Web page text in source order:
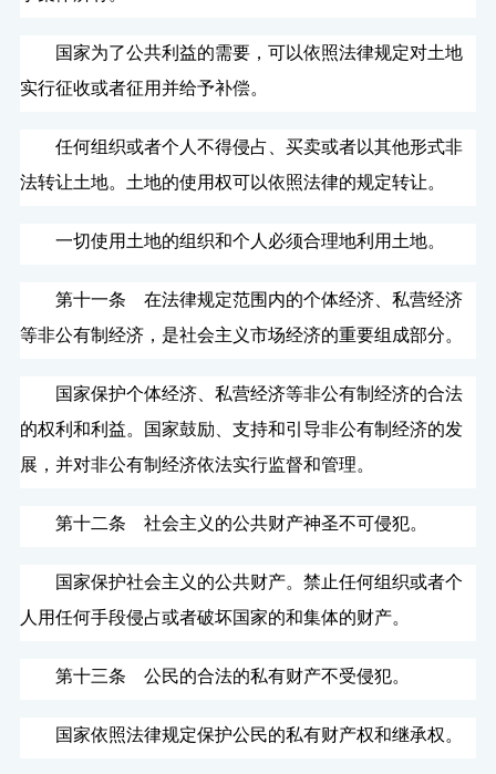
国家为了公共利益的需要，可以依照法律规定对土地
实行征收或者征用并给予补偿。
任何组织或者个人不得侵占、买卖或者以其他形式非
法转让土地。土地的使用权可以依照法律的规定转让。
一切使用土地的组织和个人必须合理地利用土地。
第十一条 在法律规定范围内的个体经济、私营经济
等非公有制经济，是社会主义市场经济的重要组成部分。
国家保护个体经济、私营经济等非公有制经济的合法
的权利和利益。国家鼓励、支持和引导非公有制经济的发
展，并对非公有制经济依法实行监督和管理。
第十二条 社会主义的公共财产神圣不可侵犯。
国家保护社会主义的公共财产。禁止任何组织或者个
人用任何手段侵占或者破坏国家的和集体的财产。
第十三条 公民的合法的私有财产不受侵犯。
国家依照法律规定保护公民的私有财产权和继承权。